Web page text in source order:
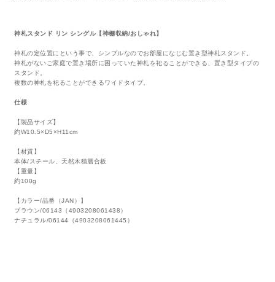
神札スタンド リン シングル【神棚収納/おしゃれ】
神札の定位置にという事で、シンプルなのでお部屋になじむ置き型神札スタンド。
神札がないご家庭で置き場所に困っていた神札を祀ることができる、置き型タイプの
スタンド。
複数の神札を祀ることができるワイドタイプ。
仕様
【製品サイズ】
約W10.5×D5×H11cm
【材質】
本体/スチール、天然木積層合板
【重量】
約100g
【カラー/品番（JAN）】
ブラウン/06143（4903208061438）
ナチュラル/06144（4903208061445）